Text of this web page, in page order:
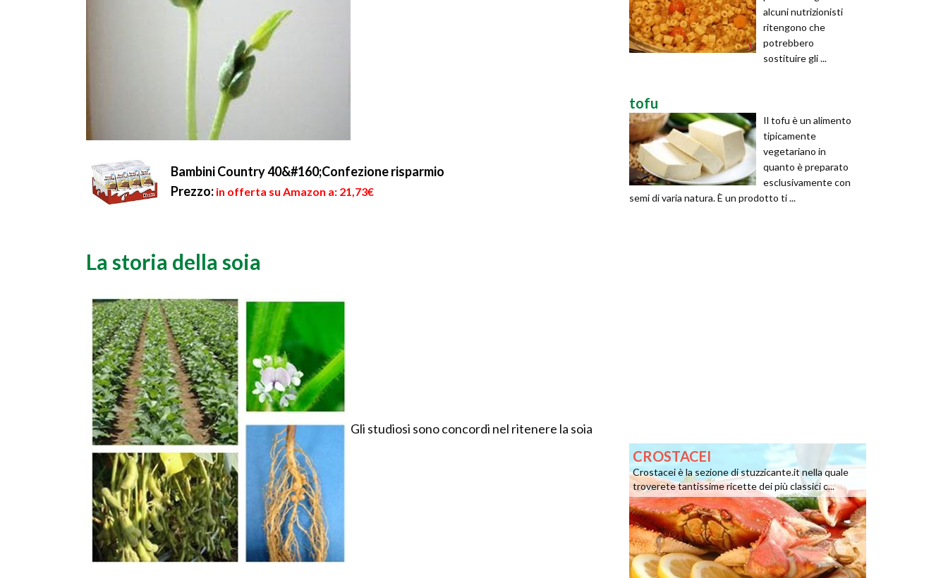
Bambini Country 40&#160;Confezione risparmio
Prezzo: in offerta su Amazon a: 21,73€
La storia della soia
Gli studiosi sono concordi nel ritenere la soia
alcuni nutrizionisti
ritengono che
potrebbero
sostituire gli ...
tofu
Il tofu è un alimento
tipicamente
vegetariano in
quanto è preparato
esclusivamente con
semi di varia natura. È un prodotto ti ...
CROSTACEI
Crostacei è la sezione di stuzzicante.it nella quale
troverete tantissime ricette dei più classici c...